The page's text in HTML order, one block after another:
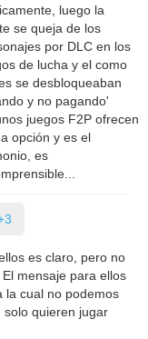
luego la
se queja de los
por DLC en los
de lucha y el como
se desbloqueaban
y no pagando'
juegos F2P ofrecen
opción y es el
es
es claro, pero no
mensaje para ellos
la cual no podemos
solo quieren jugar